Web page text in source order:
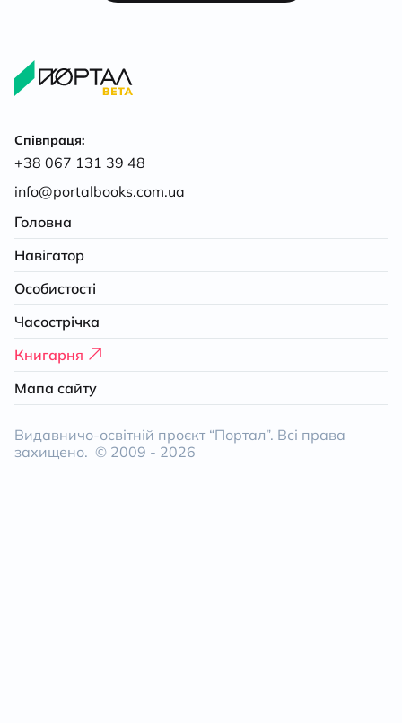
Співпраця:
+38 067 131 39 48
info@portalbooks.com.ua
Головна
Навігатор
Особистості
Часострічка
Книгарня
Мапа сайту
Видавничо-освітній проєкт “Портал”. Всі права
захищено. © 2009 - 2026